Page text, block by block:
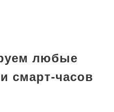
любые
смарт-часов